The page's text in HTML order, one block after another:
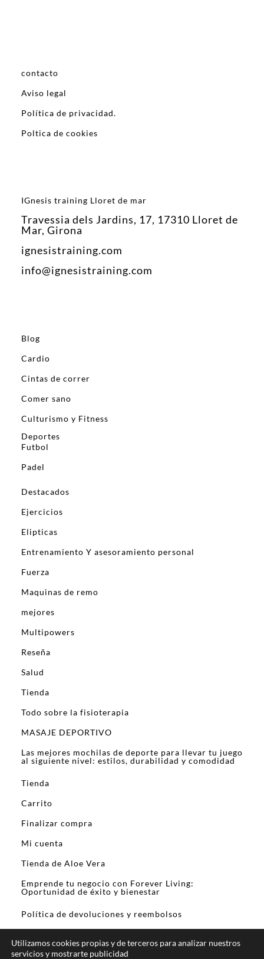
contacto
Aviso legal
Política de privacidad.
Poltica de cookies
IGnesis training Lloret de mar
Travessia dels Jardins, 17, 17310 Lloret de
Mar, Girona
ignesistraining.com
info@ignesistraining.com
Blog
Cardio
Cintas de correr
Comer sano
Culturismo y Fitness
Deportes
Futbol
Padel
Destacados
Ejercicios
Elipticas
Entrenamiento Y asesoramiento personal
Fuerza
Maquinas de remo
mejores
Multipowers
Reseña
Salud
Tienda
Todo sobre la fisioterapia
MASAJE DEPORTIVO
Las mejores mochilas de deporte para llevar tu juego
al siguiente nivel: estilos, durabilidad y comodidad
Tienda
Carrito
Finalizar compra
Mi cuenta
Tienda de Aloe Vera
Emprende tu negocio con Forever Living:
Oportunidad de éxito y bienestar
Política de devoluciones y reembolsos
Utilizamos cookies propias y de terceros para analizar nuestros
servicios y mostrarte publicidad